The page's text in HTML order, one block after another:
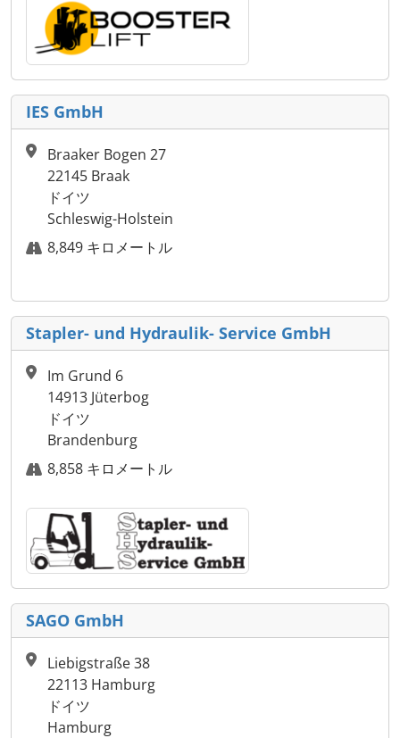
IES GmbH
Braaker Bogen 27
22145 Braak
ドイツ
Schleswig-Holstein
8,849 キロメートル
Stapler- und Hydraulik- Service GmbH
Im Grund 6
14913 Jüterbog
ドイツ
Brandenburg
8,858 キロメートル
SAGO GmbH
Liebigstraße 38
22113 Hamburg
ドイツ
Hamburg